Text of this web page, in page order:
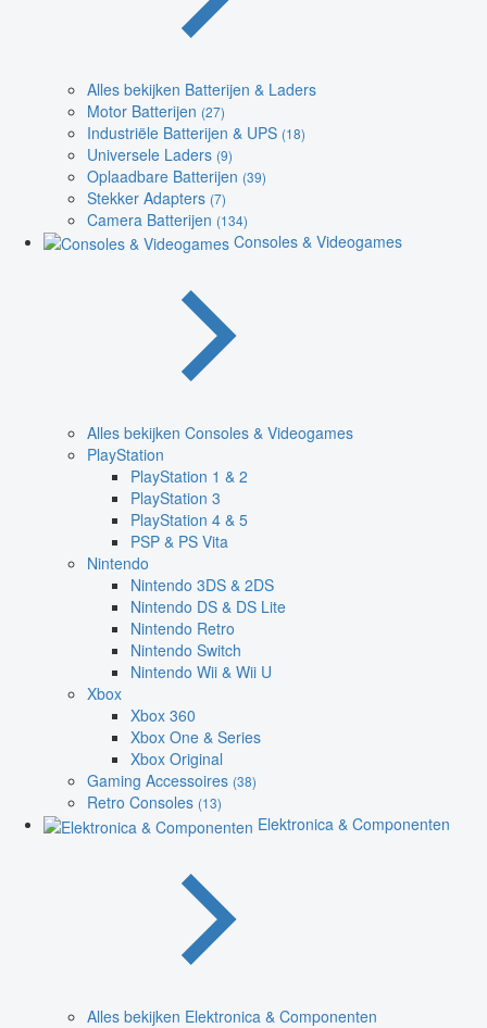
Alles bekijken Batterijen & Laders
Motor Batterijen (27)
Industriële Batterijen & UPS (18)
Universele Laders (9)
Oplaadbare Batterijen (39)
Stekker Adapters (7)
Camera Batterijen (134)
Consoles & Videogames
Alles bekijken Consoles & Videogames
PlayStation
PlayStation 1 & 2
PlayStation 3
PlayStation 4 & 5
PSP & PS Vita
Nintendo
Nintendo 3DS & 2DS
Nintendo DS & DS Lite
Nintendo Retro
Nintendo Switch
Nintendo Wii & Wii U
Xbox
Xbox 360
Xbox One & Series
Xbox Original
Gaming Accessoires (38)
Retro Consoles (13)
Elektronica & Componenten
Alles bekijken Elektronica & Componenten